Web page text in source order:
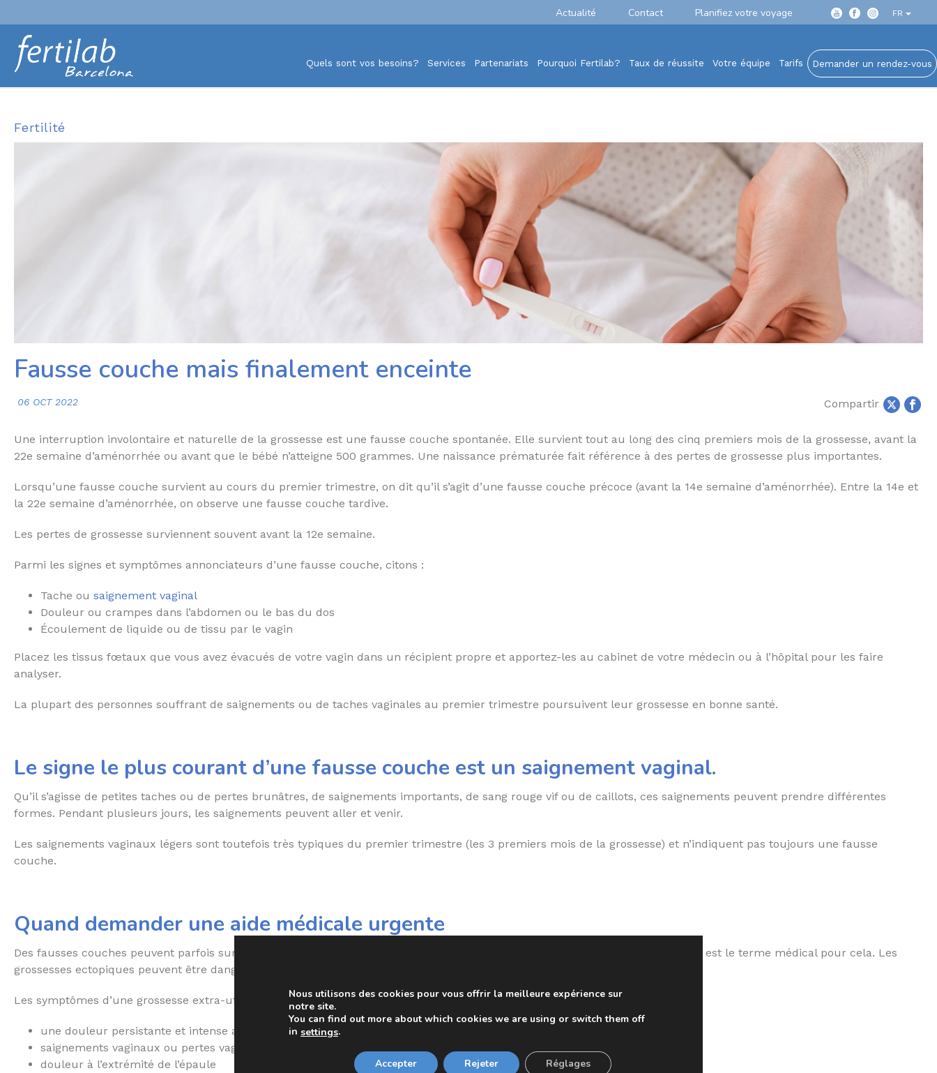
Actualité Contact Planifiez votre voyage FR
Quels sont vos besoins? Services Partenariats Pourquoi Fertilab? Taux de réussite Votre équipe Tarifs Demander un rendez-vous
Fertilité
Fausse couche mais finalement enceinte
06 OCT 2022 Compartir
Une interruption involontaire et naturelle de la grossesse est une fausse couche spontanée. Elle survient tout au long des cinq premiers mois de la grossesse, avant la
22e semaine d’aménorrhée ou avant que le bébé n’atteigne 500 grammes. Une naissance prématurée fait référence à des pertes de grossesse plus importantes.
Lorsqu’une fausse couche survient au cours du premier trimestre, on dit qu’il s’agit d’une fausse couche précoce (avant la 14e semaine d’aménorrhée). Entre la 14e et
la 22e semaine d’aménorrhée, on observe une fausse couche tardive.
Les pertes de grossesse surviennent souvent avant la 12e semaine.
Parmi les signes et symptômes annonciateurs d’une fausse couche, citons :
Tache ou saignement vaginal
Douleur ou crampes dans l’abdomen ou le bas du dos
Écoulement de liquide ou de tissu par le vagin
Placez les tissus fœtaux que vous avez évacués de votre vagin dans un récipient propre et apportez-les au cabinet de votre médecin ou à l’hôpital pour les faire
analyser.
La plupart des personnes souffrant de saignements ou de taches vaginales au premier trimestre poursuivent leur grossesse en bonne santé.
Le signe le plus courant d’une fausse couche est un saignement vaginal.
Qu’il s’agisse de petites taches ou de pertes brunâtres, de saignements importants, de sang rouge vif ou de caillots, ces saignements peuvent prendre différentes
formes. Pendant plusieurs jours, les saignements peuvent aller et venir.
Les saignements vaginaux légers sont toutefois très typiques du premier trimestre (les 3 premiers mois de la grossesse) et n’indiquent pas toujours une fausse
couche.
Quand demander une aide médicale urgente
Des fausses couches peuvent parfois survenir lorsque la grossesse se développe en dehors de l’utérus. La grossesse ectopique est le terme médical pour cela. Les
grossesses ectopiques peuvent être dangereuses car elles peuvent donner lieu à des hémorragies internes.
Les symptômes d’une grossesse extra-utérine peuvent inclure
une douleur persistante et intense au niveau du ventre, généralement d’un seul côté
saignements vaginaux ou pertes vaginales, généralement après le début de la douleur
douleur à l’extrémité de l’épaule
Nous utilisons des cookies pour vous offrir la meilleure expérience sur
notre site.
You can find out more about which cookies we are using or switch them off
in settings.
Accepter Rejeter Réglages